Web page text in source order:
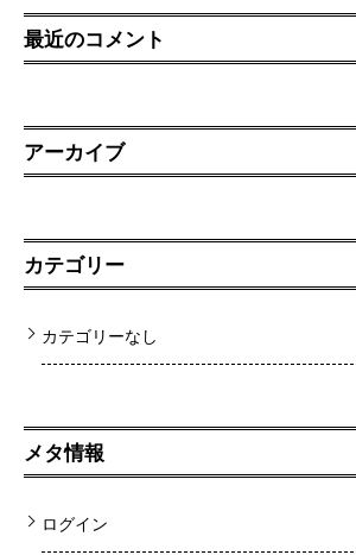
最近のコメント
アーカイブ
カテゴリー
カテゴリーなし
メタ情報
ログイン